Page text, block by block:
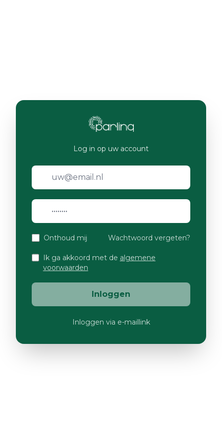
Log in op uw account
Onthoud mij Wachtwoord vergeten?
Ik ga akkoord met de algemene
voorwaarden
Inloggen
Inloggen via e-maillink